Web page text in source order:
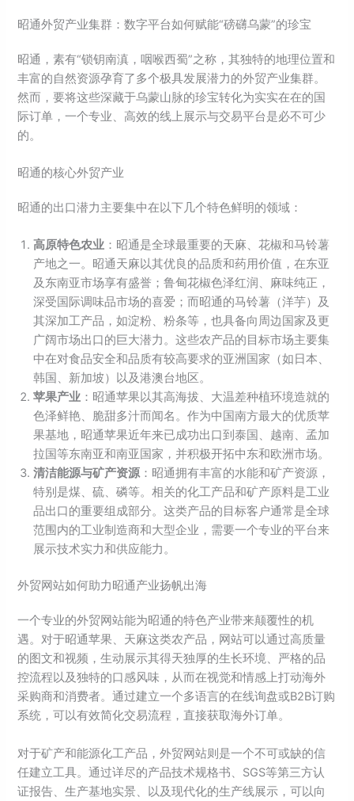
昭通外贸产业集群：数字平台如何赋能“磅礴乌蒙”的珍宝
昭通，素有“锁钥南滇，咽喉西蜀”之称，其独特的地理位置和
丰富的自然资源孕育了多个极具发展潜力的外贸产业集群。
然而，要将这些深藏于乌蒙山脉的珍宝转化为实实在在的国
际订单，一个专业、高效的线上展示与交易平台是必不可少
的。
昭通的核心外贸产业
昭通的出口潜力主要集中在以下几个特色鲜明的领域：
高原特色农业 ：昭通是全球最重要的天麻、花椒和马铃薯
产地之一。昭通天麻以其优良的品质和药用价值，在东亚
及东南亚市场享有盛誉；鲁甸花椒色泽红润、麻味纯正，
深受国际调味品市场的喜爱；而昭通的马铃薯（洋芋）及
其深加工产品，如淀粉、粉条等，也具备向周边国家及更
广阔市场出口的巨大潜力。这些农产品的目标市场主要集
中在对食品安全和品质有较高要求的亚洲国家（如日本、
韩国、新加坡）以及港澳台地区。
苹果产业 ：昭通苹果以其高海拔、大温差种植环境造就的
色泽鲜艳、脆甜多汁而闻名。作为中国南方最大的优质苹
果基地，昭通苹果近年来已成功出口到泰国、越南、孟加
拉国等东南亚和南亚国家，并积极开拓中东和欧洲市场。
清洁能源与矿产资源：昭通拥有丰富的水能和矿产资源，
特别是煤、硫、磷等。相关的化工产品和矿产原料是工业
品出口的重要组成部分。这类产品的目标客户通常是全球
范围内的工业制造商和大型企业，需要一个专业的平台来
展示技术实力和供应能力。
外贸网站如何助力昭通产业扬帆出海
一个专业的外贸网站能为昭通的特色产业带来颠覆性的机
遇。对于昭通苹果、天麻这类农产品，网站可以通过高质量
的图文和视频，生动展示其得天独厚的生长环境、严格的品
控流程以及独特的口感风味，从而在视觉和情感上打动海外
采购商和消费者。通过建立一个多语言的在线询盘或B2B订购
系统，可以有效简化交易流程，直接获取海外订单。
对于矿产和能源化工产品，外贸网站则是一个不可或缺的信
任建立工具。通过详尽的产品技术规格书、SGS等第三方认
证报告、生产基地实景、以及现代化的生产线展示，可以向